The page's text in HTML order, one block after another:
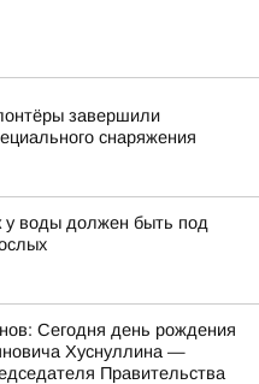
завершили
снаряжения
у воды должен быть под
Сегодня день рождения
Хуснуллина —
Правительства